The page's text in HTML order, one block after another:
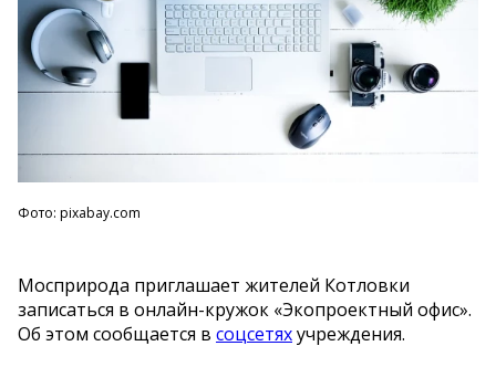
Фото: pixabay.com
Мосприрода приглашает жителей Котловки
записаться в онлайн-кружок «Экопроектный офис».
Об этом сообщается в соцсетяхучреждения.